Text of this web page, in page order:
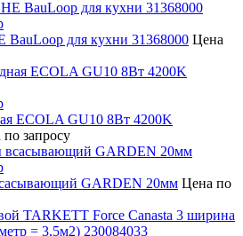
BauLoop для кухни 31368000 Цена
ECOLA GU10 8Вт 4200K
запросу
GARDEN 20мм Цена по